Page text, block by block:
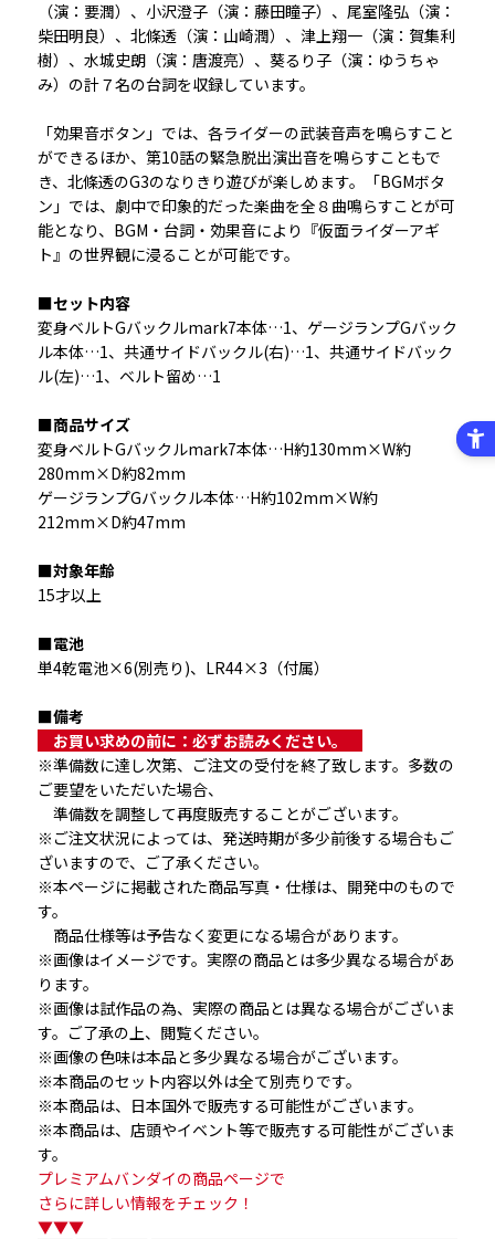
（演：要潤）、小沢澄子（演：藤田瞳子）、尾室隆弘（演：
柴田明良）、北條透（演：山崎潤）、津上翔一（演：賀集利
樹）、水城史朗（演：唐渡亮）、葵るり子（演：ゆうちゃ
み）の計７名の台詞を収録しています。
「効果音ボタン」では、各ライダーの武装音声を鳴らすこと
ができるほか、第10話の緊急脱出演出音を鳴らすこともで
き、北條透のG3のなりきり遊びが楽しめます。「BGMボタ
ン」では、劇中で印象的だった楽曲を全８曲鳴らすことが可
能となり、BGM・台詞・効果音により『仮面ライダーアギ
ト』の世界観に浸ることが可能です。
■セット内容
変身ベルトGバックルmark7本体…1、ゲージランプGバック
ル本体…1、共通サイドバックル(右)…1、共通サイドバック
ル(左)…1、ベルト留め…1
■商品サイズ
変身ベルトGバックルmark7本体…H約130mm×W約
280mm×D約82mm
ゲージランプGバックル本体…H約102mm×W約
212mm×D約47mm
■対象年齢
15才以上
■電池
単4乾電池×6(別売り)、LR44×3（付属）
■備考
お買い求めの前に：必ずお読みください。
※準備数に達し次第、ご注文の受付を終了致します。多数の
ご要望をいただいた場合、
準備数を調整して再度販売することがございます。
※ご注文状況によっては、発送時期が多少前後する場合もご
ざいますので、ご了承ください。
※本ページに掲載された商品写真・仕様は、開発中のもので
す。
商品仕様等は予告なく変更になる場合があります。
※画像はイメージです。実際の商品とは多少異なる場合があ
ります。
※画像は試作品の為、実際の商品とは異なる場合がございま
す。ご了承の上、閲覧ください。
※画像の色味は本品と多少異なる場合がございます。
※本商品のセット内容以外は全て別売りです。
※本商品は、日本国外で販売する可能性がございます。
※本商品は、店頭やイベント等で販売する可能性がございま
す。
プレミアムバンダイの商品ページで
さらに詳しい情報をチェック！
▼▼▼